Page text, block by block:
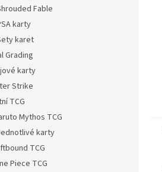
Fable
karty
karet
Grading
karty
Strike
TCG
Mythos TCG
karty
TCG
Piece TCG